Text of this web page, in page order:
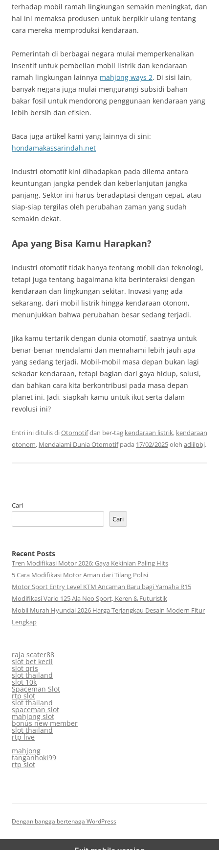
terhadap mobil ramah lingkungan semakin meningkat, dan
hal ini memaksa produsen untuk berpikir ulang tentang
cara mereka memproduksi kendaraan.
Pemerintah di berbagai negara mulai memperkenalkan
insentif untuk pembelian mobil listrik dan kendaraan
ramah lingkungan lainnya mahjong ways 2. Di sisi lain,
banyak negara juga mulai mengurangi subsidi bahan
bakar fosil untuk mendorong penggunaan kendaraan yang
lebih bersih dan efisien.
Baca juga artikel kami yang lainnya di sini:
hondamakassarindah.net
Industri otomotif kini dihadapkan pada dilema antara
keuntungan jangka pendek dan keberlanjutan jangka
panjang. Sektor ini harus beradaptasi dengan cepat, atau
siap-siap tergilas oleh perubahan zaman yang sudah
semakin dekat.
Apa yang Bisa Kamu Harapkan?
Industri otomotif tidak hanya tentang mobil dan teknologi,
tetapi juga tentang bagaimana kita berinteraksi dengan
kendaraan dan lingkungan sekitar. Inovasi yang ada
sekarang, dari mobil listrik hingga kendaraan otonom,
menunjukkan bahwa perubahan besar sedang terjadi.
Jika kamu tertarik dengan dunia otomotif, saatnya untuk
benar-benar mendalami dan memahami lebih jauh apa
yang sedang terjadi. Mobil-mobil masa depan bukan lagi
sekadar kendaraan, tetapi bagian dari gaya hidup, solusi,
dan bahkan cara kita berkontribusi pada masa depan
planet ini. Jadi, siapkah kamu untuk ikut serta dalam
revolusi ini?
Entri ini ditulis diOtomotifdan ber-tag kendaraan listrik, kendaraan
otonom, Mendalami Dunia Otomotifpada 17/02/2025oleh adiilpbj.
Cari
Cari
Recent Posts
Tren Modifikasi Motor 2026: Gaya Kekinian Paling Hits
5 Cara Modifikasi Motor Aman dari Tilang Polisi
Motor Sport Entry Level KTM Ancaman Baru bagi Yamaha R15
Modifikasi Vario 125 Ala Neo Sport, Keren & Futuristik
Mobil Murah Hyundai 2026 Harga Terjangkau Desain Modern Fitur
Lengkap
raja scater88
slot bet kecil
slot qris
slot thailand
slot 10k
Spaceman Slot
rtp slot
slot thailand
spaceman slot
mahjong slot
bonus new member
slot thailand
rtp live
mahjong
tanganhoki99
rtp slot
Dengan bangga bertenaga WordPress